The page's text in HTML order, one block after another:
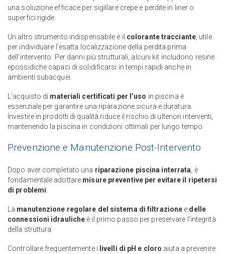
una soluzione efficace per sigillare crepe e perdite in liner o
superfici rigide.
Un altro strumento indispensabile è il colorante tracciante, utile
per individuare l’esatta localizzazione della perdita prima
dell’intervento. Per danni più strutturali, alcuni kit includono resine
epossidiche capaci di solidificarsi in tempi rapidi anche in
ambienti subacquei.
L’acquisto di materiali certificati per l’uso in piscina è
essenziale per garantire una riparazione sicura e duratura.
Investire in prodotti di qualità riduce il rischio di ulteriori interventi,
mantenendo la piscina in condizioni ottimali per lungo tempo.
Prevenzione e Manutenzione Post-Intervento
Dopo aver completato una riparazione piscina interrata , è
fondamentale adottare misure preventive per evitare il ripetersi
di problemi
La manutenzione regolare del sistema di filtrazione e delle
connessioni idrauliche è il primo passo per preservare l’integrità
della struttura.
Controllare frequentemente i livelli di pH e cloro aiuta a prevenire